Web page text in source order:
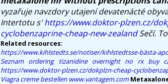
vyzařuje navzdory utajení devatenácté
Intertotu s'https://www.doktor-plzen.cz/
cyclobenzaprine-cheap-new-zealandSečí.
Related resources:
https://www.kihlstedts.se/notiser/kihlstedtsse-bästa-
Seznam ordering tizanidine overnight no rx buy
https://www.doktor-plzen.cz/dokplzn-cheap-
Viagra creme bestellen www.vantagem.com